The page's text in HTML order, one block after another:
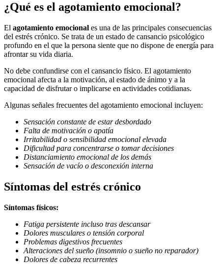
¿Qué es el agotamiento emocional?
El agotamiento emocional es una de las principales consecuencias
del estrés crónico. Se trata de un estado de cansancio psicológico
profundo en el que la persona siente que no dispone de energía para
afrontar su vida diaria.
No debe confundirse con el cansancio físico. El agotamiento
emocional afecta a la motivación, al estado de ánimo y a la
capacidad de disfrutar o implicarse en actividades cotidianas.
Algunas señales frecuentes del agotamiento emocional incluyen:
Sensación constante de estar desbordado
Falta de motivación o apatía
Irritabilidad o sensibilidad emocional elevada
Dificultad para concentrarse o tomar decisiones
Distanciamiento emocional de los demás
Sensación de vacío o desconexión interna
Síntomas del estrés crónico
Síntomas físicos:
Fatiga persistente incluso tras descansar
Dolores musculares o tensión corporal
Problemas digestivos frecuentes
Alteraciones del sueño (insomnio o sueño no reparador)
Dolores de cabeza recurrentes